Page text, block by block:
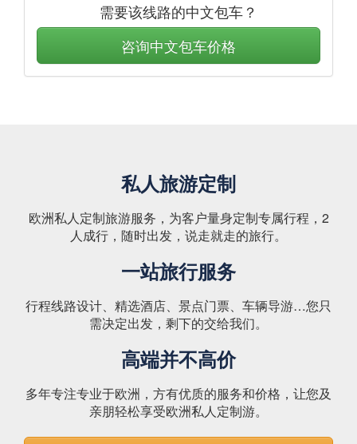
需要该线路的中文包车？
咨询中文包车价格
私人旅游定制
欧洲私人定制旅游服务，为客户量身定制专属行程，2
人成行，随时出发，说走就走的旅行。
一站旅行服务
行程线路设计、精选酒店、景点门票、车辆导游…您只
需决定出发，剩下的交给我们。
高端并不高价
多年专注专业于欧洲，方有优质的服务和价格，让您及
亲朋轻松享受欧洲私人定制游。